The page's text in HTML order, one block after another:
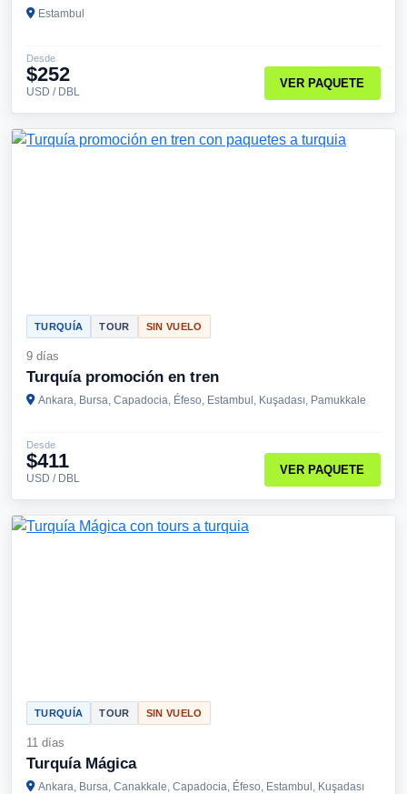
Estambul
Desde
$252
USD / DBL
VER PAQUETE
TURQUÍA TOUR SIN VUELO
9 días
Turquía promoción en tren
Ankara, Bursa, Capadocia, Éfeso, Estambul, Kuşadası, Pamukkale
Desde
$411
USD / DBL
VER PAQUETE
TURQUÍA TOUR SIN VUELO
11 días
Turquía Mágica
Ankara, Bursa, Canakkale, Capadocia, Éfeso, Estambul, Kuşadası